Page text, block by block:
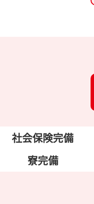
社会保険完備
寮完備